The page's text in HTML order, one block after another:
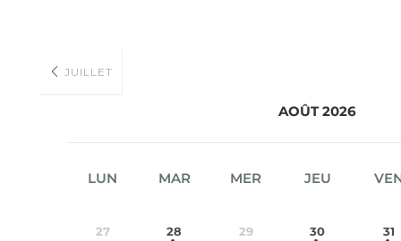
JUILLET
AOÛT 2026
LUN MAR MER JEU
27 28 29 30 31